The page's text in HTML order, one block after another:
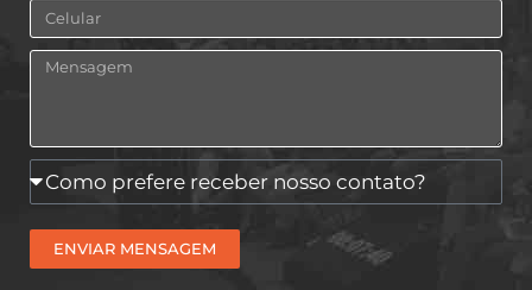
Celular
Mensagem
Como
prefere
receber
nosso
ENVIAR MENSAGEM